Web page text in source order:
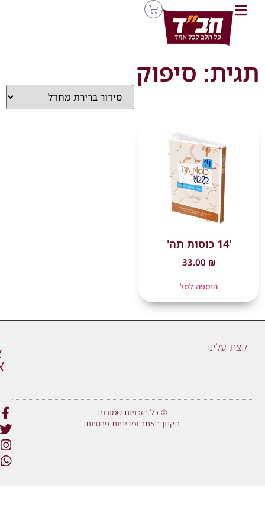
תגית: סיפוק
'14 כוסות תה'
33.00 ₪
הוספה לסל
קצת עלינו
© כל הזכויות שמורות
תקנון האתר ומדיניות פרטיות